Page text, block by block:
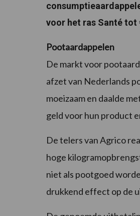
voor het ras Santé tot
Pootaardappelen
De markt voor
afzet van Nederlands
moeizaam en daalde
geld voor hun product
De telers van Agrico
hoge
niet als pootgoed
drukkend effect op de